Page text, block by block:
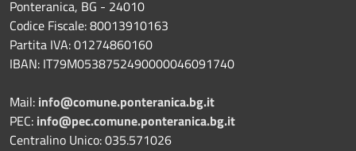
Ponteranica, BG - 24010
Codice Fiscale: 80013910163
Partita IVA: 01274860160
IBAN: IT79M0538752490000046091740
Mail: info@comune.ponteranica.bg.it
PEC: info@pec.comune.ponteranica.bg.it
Centralino Unico: 035.571026